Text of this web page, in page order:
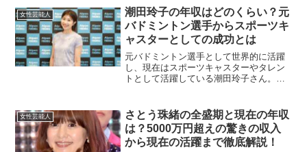
そして彼女がなぜここまで相撲に情熱を
注いでいるのかを徹底的に解...
女性芸能人
潮田玲子の年収はどのくらい？元
バドミントン選手からスポーツキ
ャスターとしての成功とは
元バドミントン選手として世界的に活躍
し、現在はスポーツキャスターやタレン
トとして活躍している潮田玲子さん。彼
を続ける彼女の収入源を詳しく分析し、
予想してみましょう。潮田...
女性芸能人
さとう珠緒の全盛期と現在の年収
は？5000万円超えの驚きの収入
から現在の活躍まで徹底解説！